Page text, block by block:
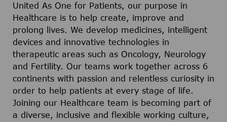
United As One for Patients, our purpose in
Healthcare is to help create, improve and
prolong lives. We develop medicines, intelligent
devices and innovative technologies in
therapeutic areas such as Oncology, Neurology
and Fertility. Our teams work together across 6
continents with passion and relentless curiosity in
order to help patients at every stage of life.
Joining our Healthcare team is becoming part of
a diverse, inclusive and flexible working culture,